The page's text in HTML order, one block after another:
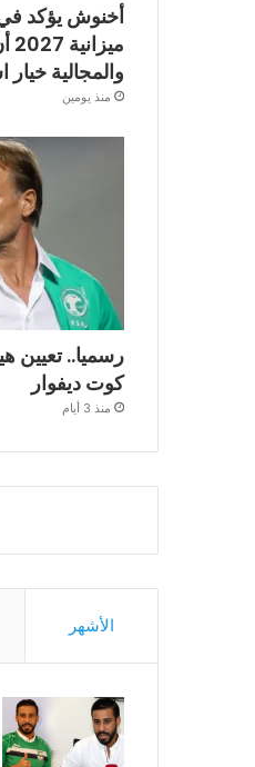
أخنوش يؤكد في
والمجالية خيار
منذ يومين
رسميا.. تعيين
كوت ديفوار
منذ 3 أيام
الأشهر